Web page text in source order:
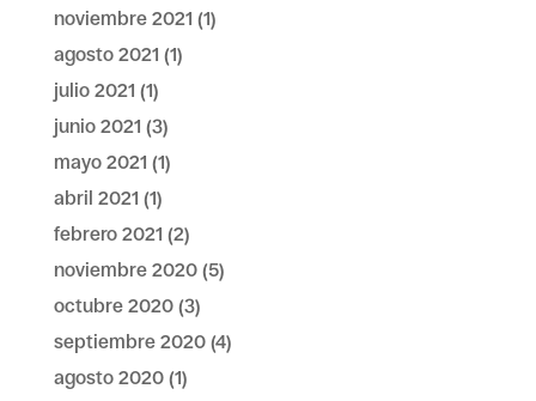
noviembre 2021 (1)
agosto 2021 (1)
julio 2021 (1)
junio 2021 (3)
mayo 2021 (1)
abril 2021 (1)
febrero 2021 (2)
noviembre 2020(5)
octubre 2020(3)
septiembre 2020(4)
agosto 2020(1)